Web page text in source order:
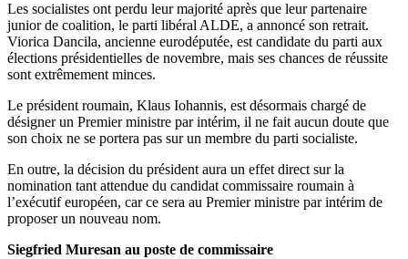
Les socialistes ont perdu leur majorité après que leur partenaire
junior de coalition, le parti libéral ALDE, a annoncé son retrait.
Viorica Dancila, ancienne eurodéputée, est candidate du parti aux
élections présidentielles de novembre, mais ses chances de réussite
sont extrêmement minces.
Le président roumain, Klaus Iohannis, est désormais chargé de
désigner un Premier ministre par intérim, il ne fait aucun doute que
son choix ne se portera pas sur un membre du parti socialiste.
En outre, la décision du président aura un effet direct sur la
nomination tant attendue du candidat commissaire roumain à
l’exécutif européen, car ce sera au Premier ministre par intérim de
proposer un nouveau nom.
Siegfried Muresan au poste de commissaire